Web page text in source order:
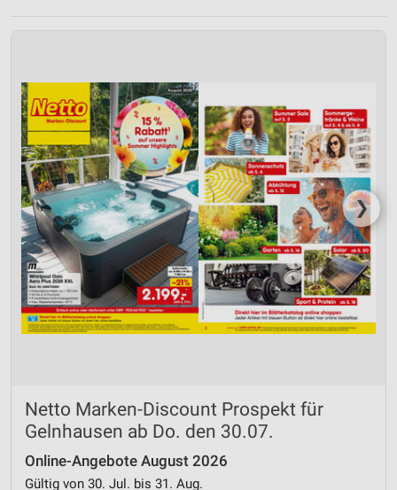
❯
Netto Marken-Discount Prospekt für
Gelnhausen ab Do. den 30.07.
Online-Angebote August 2026
Gültig von 30. Jul. bis 31. Aug.